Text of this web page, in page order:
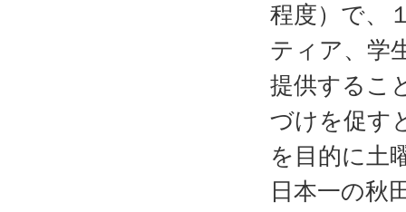
程度）で、
ティア、学
提供するこ
づけを促す
を目的に土
日本一の秋